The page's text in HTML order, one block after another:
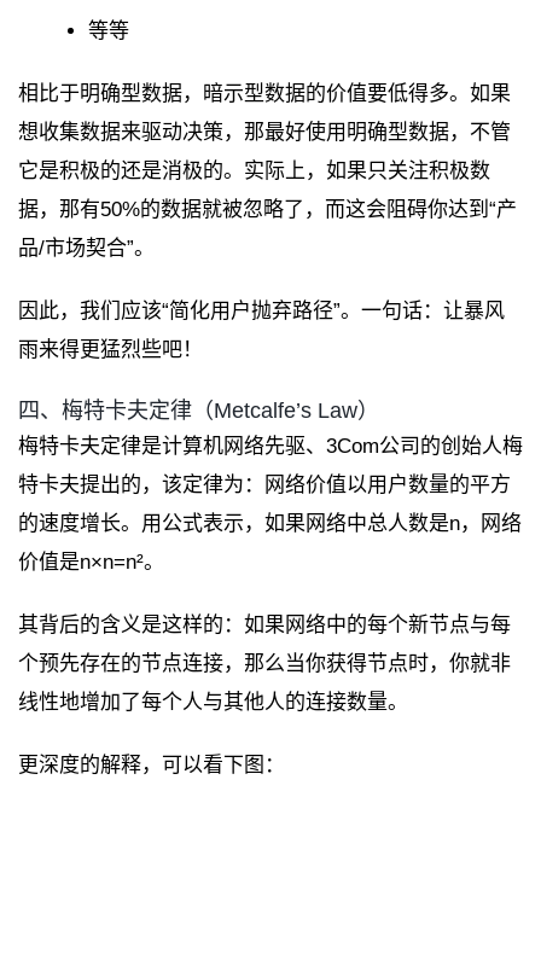
等等
相比于明确型数据，暗示型数据的价值要低得多。如果
想收集数据来驱动决策，那最好使用明确型数据，不管
它是积极的还是消极的。实际上，如果只关注积极数
据，那有50%的数据就被忽略了，而这会阻碍你达到“产
品/市场契合”。
因此，我们应该“简化用户抛弃路径”。一句话：让暴风
雨来得更猛烈些吧！
四、梅特卡夫定律（Metcalfe’s Law）
梅特卡夫定律是计算机网络先驱、3Com公司的创始人梅
特卡夫提出的，该定律为：网络价值以用户数量的平方
的速度增长。用公式表示，如果网络中总人数是n，网络
价值是n×n=n²。
其背后的含义是这样的：如果网络中的每个新节点与每
个预先存在的节点连接，那么当你获得节点时，你就非
线性地增加了每个人与其他人的连接数量。
更深度的解释，可以看下图：